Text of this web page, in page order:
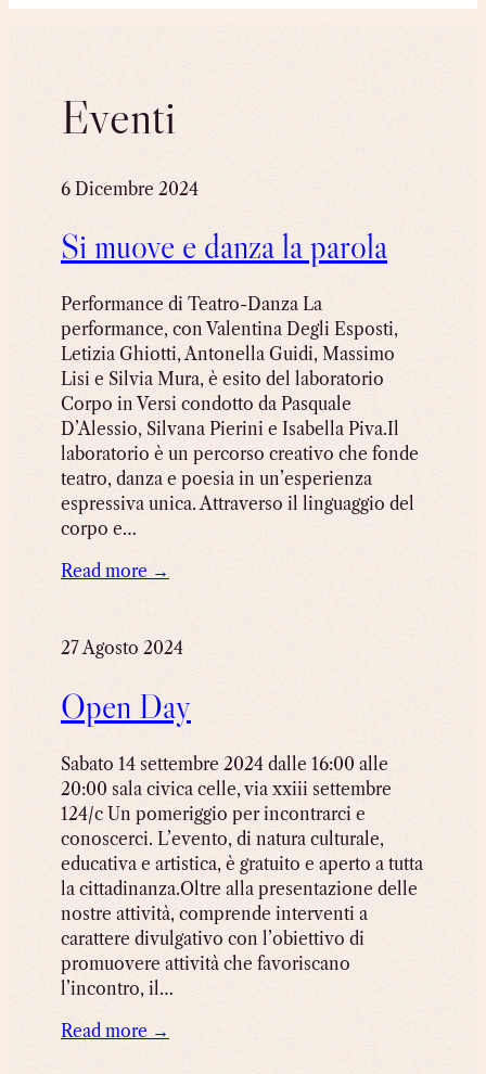
Eventi
6 Dicembre 2024
Si muove e danza la parola
Performance di Teatro-Danza La
performance, con Valentina Degli Esposti,
Letizia Ghiotti, Antonella Guidi, Massimo
Lisi e Silvia Mura, è esito del laboratorio
Corpo in Versi condotto da Pasquale
D’Alessio, Silvana Pierini e Isabella Piva.Il
laboratorio è un percorso creativo che fonde
teatro, danza e poesia in un’esperienza
espressiva unica. Attraverso il linguaggio del
corpo e…
Read more →
27 Agosto 2024
Open Day
Sabato 14 settembre 2024 dalle 16:00 alle
20:00 sala civica celle, via xxiii settembre
124/c Un pomeriggio per incontrarci e
conoscerci. L’evento, di natura culturale,
educativa e artistica, è gratuito e aperto a tutta
la cittadinanza.Oltre alla presentazione delle
nostre attività, comprende interventi a
carattere divulgativo con l’obiettivo di
promuovere attività che favoriscano
l’incontro, il…
Read more →